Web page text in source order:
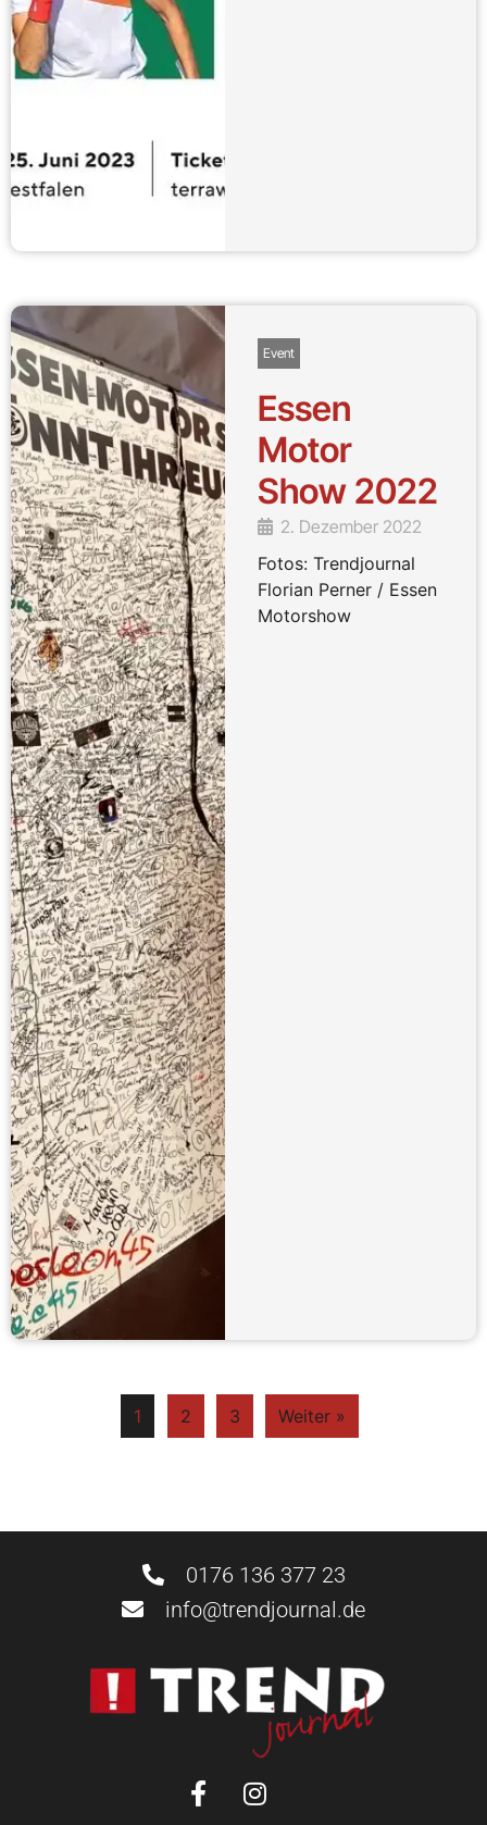
Event
Essen
Motor
Show 2022
2. Dezember 2022
Fotos: Trendjournal
Florian Perner / Essen
Motorshow
1 2 3 Weiter »
0176 136 377 23
info@trendjournal.de